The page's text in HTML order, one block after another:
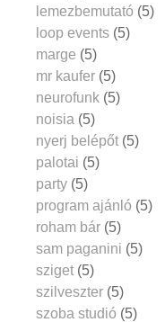
lemezbemutató (5)
loop events (5)
marge (5)
mr kaufer (5)
neurofunk (5)
noisia (5)
nyerj belépőt (5)
palotai (5)
party (5)
program ajánló (5)
roham bár (5)
sam paganini (5)
sziget (5)
szilveszter (5)
szoba studió (5)